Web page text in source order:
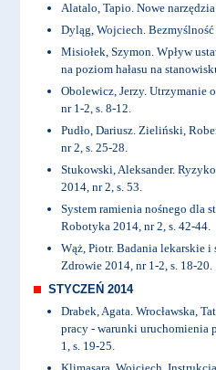
Alatalo, Tapio. Nowe
Dyląg, Wojciech.
Misiołek, Szymon. Wpływ
na poziom hałasu na
Obolewicz, Jerzy. Utrzymanie
nr 1-2, s. 8-12.
Pudło, Dariusz. Zieliński,
nr 2, s. 25-28.
Stukowski, Aleksander.
2014, nr 2, s. 53.
System ramienia nośnego dla
Robotyka 2014, nr 2, s. 42-44.
Wąż, Piotr. Badania lekarskie
Zdrowie 2014, nr 1-2, s. 18-20.
STYCZEŃ 2014
Drabek, Agata. Wrocławska,
pracy - warunki uruchomienia
1, s. 19-25.